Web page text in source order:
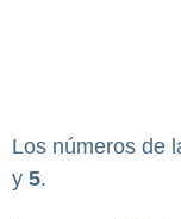
Los números de
y 5.